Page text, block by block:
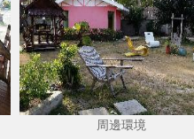
周邊環境